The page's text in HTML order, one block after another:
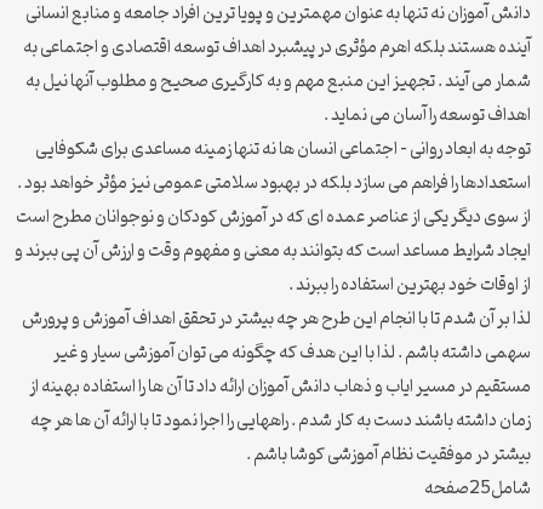
دانش آموزان نه تنها به عنوان مهمترین و پویا ترین افراد جامعه و منابع انسانی
آینده هستند بلکه اهرم مؤثری در پیشبرد اهداف توسعه اقتصادی و اجتماعی به
شمار می آیند . تجهیز این منبع مهم و به کارگیری صحیح و مطلوب آنها نیل به
اهداف توسعه را آسان می نماید .
توجه به ابعاد روانی – اجتماعی انسان ها نه تنها زمینه مساعدی برای شکوفایی
استعدادها را فراهم می سازد بلکه در بهبود سلامتی عمومی نیز مؤثر خواهد بود .
از سوی دیگر یکی از عناصر عمده ای که در آموزش کودکان و نوجوانان مطرح است
ایجاد شرایط مساعد است که بتوانند به معنی و مفهوم وقت و ارزش آن پی ببرند و
از اوقات خود بهترین استفاده را ببرند .
لذا بر آن شدم تا با انجام این طرح هر چه بیشتر در تحقق اهداف آموزش و پرورش
سهمی داشته باشم . لذا با این هدف که چگونه می توان آموزشی سیار و غیر
مستقیم در مسیر ایاب و ذهاب دانش آموزان ارائه داد تا آن ها را استفاده بهینه از
زمان داشته باشند دست به کار شدم . راههایی را اجرا نمود تا با ارائه آن ها هر چه
بیشتر در موفقیت نظام آموزشی کوشا باشم .
شامل25صفحه